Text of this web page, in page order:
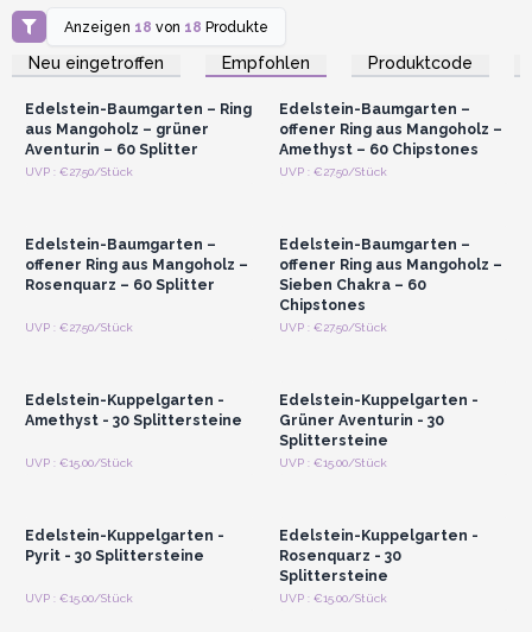
Anzeigen 18 von 18 Produkte
Neu eingetroffen Empfohlen Produktcode
Anmelden oder
Registrieren für
Großhandelspreise
Edelstein-Baumgarten – Ring
aus Mangoholz – grüner
Aventurin – 60 Splitter
UVP : €27.50/Stück
Registrieren für
Großhandelspreise
Edelstein-Baumgarten –
offener Ring aus Mangoholz –
Amethyst – 60 Chipstones
UVP : €27.50/Stück
Anmelden oder
Edelstein-Baumgarten –
offener Ring aus Mangoholz –
Rosenquarz – 60 Splitter
UVP : €27.50/Stück
Anmelden oder
Edelstein-Baumgarten –
offener Ring aus Mangoholz –
Sieben Chakra – 60
Chipstones
UVP : €27.50/Stück
Anmelden oder
Edelstein-Kuppelgarten -
Amethyst - 30 Splittersteine
UVP : €15.00/Stück
Anmelden oder
Edelstein-Kuppelgarten -
Grüner Aventurin - 30
Splittersteine
UVP : €15.00/Stück
Anmelden oder
Edelstein-Kuppelgarten -
Pyrit - 30 Splittersteine
UVP : €15.00/Stück
Anmelden oder
Edelstein-Kuppelgarten -
Rosenquarz - 30
Splittersteine
UVP : €15.00/Stück
Anmelden oder
Anmelden oder